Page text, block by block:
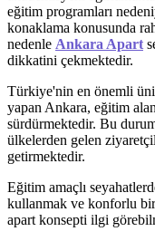
eğitim programları
konaklama konusunda
nedenle Ankara Apart
dikkatini çekmektedir.
Türkiye'nin en önemli
yapan Ankara, eğitim
sürdürmektedir. Bu
ülkelerden gelen
getirmektedir.
Eğitim amaçlı
kullanmak ve konforlu
apart konsepti ilgi